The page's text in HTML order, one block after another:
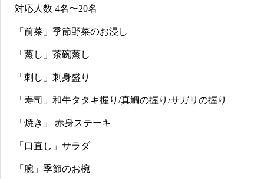
対応人数 4名〜20名
「前菜」季節野菜のお浸し
「蒸し」茶碗蒸し
「刺し」刺身盛り
「寿司」和牛タタキ握り/真鯛の握り/サガリの握り
「焼き」 赤身ステーキ
「口直し」サラダ
「腕」季節のお椀